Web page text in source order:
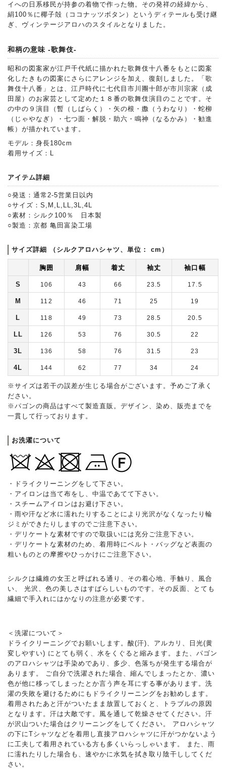
イへの日系移民が持参の着物で作った物。その発祥の経緯から、
絹100％に椰子殻（ココナッツボタン）というディテールも受け継
ぎ、ヴィンテージアロハのスタイルとなりました。
和柄の意味 -歌舞伎-
昭和の図案家が江戸千代紙に描かれた歌舞伎十八番をもとに図案
化したきもの図案にさらにアレンジを加え、復刻しました。「歌
舞伎十八番」とは、江戸時代に七代目市川團十郎が市川宗家（成
田屋）のお家芸として定めた１８番の歌舞伎演目のことです。そ
の中の９演目（暫（しばらく）・矢の根・嫐（うわなり）・蛇柳
（じゃやなぎ）・七つ面・解脱・助六・鳴神（なるかみ）・勧進
帳）が描かれています。
モデル：身長180cm
着用サイズ：L
アイテム詳細
○発送：通常2-5営業日以内
○サイズ：S,M,L,LL,3L,4L
○素材：シルク100％ 日本製
○製造：京都 亀田富染工場
サイズ詳細 （シルクアロハシャツ、単位： cm）
胸囲 肩幅 着丈 袖丈 袖口幅
S 106 43 66 23.5 17.5
M 112 46 71 25 19
L 118 49 73 28.5 20.5
LL 126 53 76 30.5 22
3L 136 58 76 31.5 23
4L 144 62 77 34 24
※サイズは若干の誤差が生じる場合がございます。予めご了承く
ださい。
※パゴンの商品はすべて製造直販。デザイン、染め、販売までを
一貫して行っております。
お洗濯について
・ドライクリーニングをして下さい。
・アイロンは当て布をし、中温であてて下さい。
・スチームアイロンはお避け下さい。
・雨や汗など水に濡れたりすることにより光沢がなくなったり輪
ジミができたりしますのでご注意下さい。
・デリケートな素材ですので取扱いには充分ご注意下さい。
・デリケートな素材のため、着用時にベルト・バッグなど表面の
粗いものとの摩擦やひっかけにご注意下さい。
シルクは繊維の女王と呼ばれる通り、その着心地、手触り、風合
い、 光沢、色の美しさはすばらしいものです。その反面、とても
繊細で手入れにはかなりの注意が必要です。
＜洗濯について＞
ドライクリーニングでお願いします。酸(汗)、アルカリ、日光(黄
変しやすい) にとても弱く、水をくぐると縮みます。また、パゴン
のアロハシャツは手染めであり、多少、色落ちが発生する場合が
あります。 ご自分で洗濯された場合、縮んでしまったとか、濃い
色が他に移ってしまったとか言う声を耳にする事があります。洗
濯の失敗を避けるためにもドライクリーニングをお勧めします。
着用されたあと汗がついたまま放置しておくと、トラブルの原因
となります。汗は大敵です。風を通して乾燥させてください。汗
が沢山ついた場合はクリーニングをしてください。 アロハシャツ
の下にTシャツなどを着用し直接アロハシャツに汗がつかないよう
に工夫して着用されている方も多くいらっしゃいます。 また、雨
に濡れたりした場合も、速やかに水気を拭き取り陰干ししてくだ
さい。